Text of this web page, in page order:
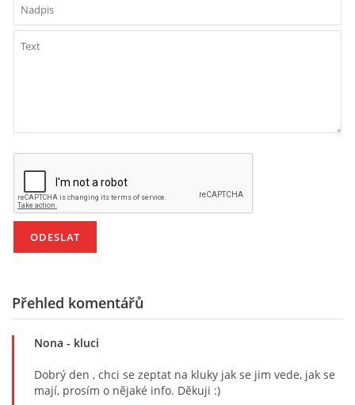
Přehled komentářů
Nona - kluci
Dobrý den , chci se zeptat na kluky jak se jim vede, jak se
mají, prosím o nějaké info. Děkuji :)